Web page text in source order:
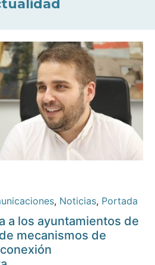
, Noticias, Portada
a los ayuntamientos de
mecanismos de